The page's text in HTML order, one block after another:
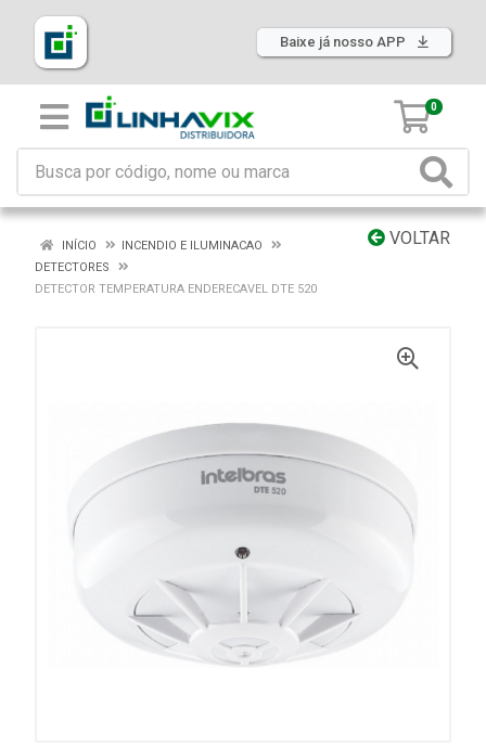
Baixe já nosso APP
0
VOLTAR
INÍCIO
INCENDIO E ILUMINACAO
DETECTORES
DETECTOR TEMPERATURA ENDERECAVEL DTE 520